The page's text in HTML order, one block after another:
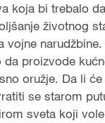
koja bi trebalo
životnog
vojne
proizvode
oružje. Da li
se starom
sveta koji